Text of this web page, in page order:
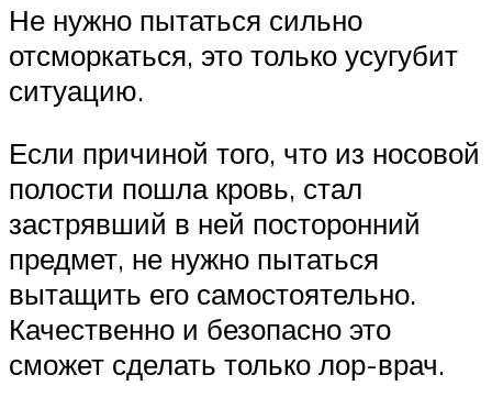
Не нужно пытаться сильно
отсморкаться, это только усугубит
ситуацию.
Если причиной того, что из носовой
полости пошла кровь, стал
застрявший в ней посторонний
предмет, не нужно пытаться
вытащить его самостоятельно.
Качественно и безопасно это
сможет сделать только лор-врач.